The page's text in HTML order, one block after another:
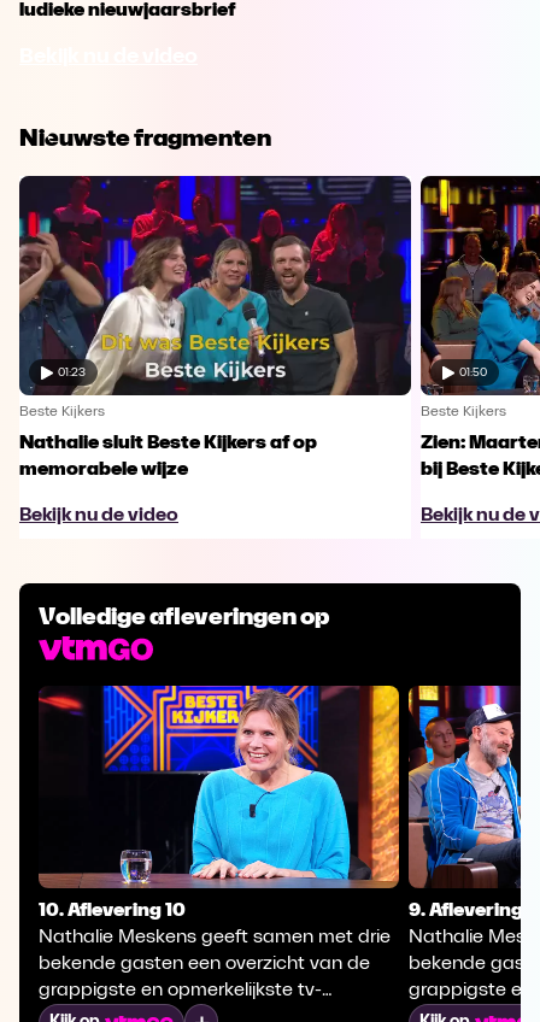
ludieke nieuwjaarsbrief
Nieuwste fragmenten
01:23
Beste Kijkers
Nathalie sluit Beste Kijkers af op
memorabele wijze
Bekijk nu de video
01:50
Beste Kijkers
Zien:
bij Beste
Bekijk nu de
Volledige afleveringen op
10. Aflevering 10
Nathalie Meskens geeft samen met drie
bekende gasten een overzicht van de
grappigste en opmerkelijkste tv-
fragmenten van de voorbije week uit
9. Aflevering 9
Nathalie
bekende
grappigste en
fragmenten